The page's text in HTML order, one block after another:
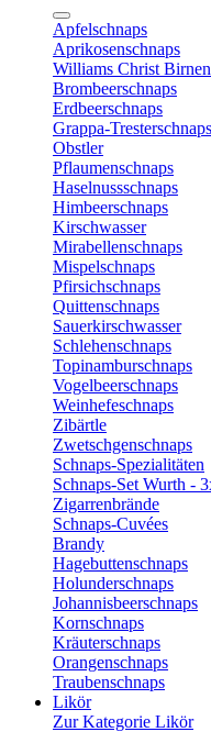
Apfelschnaps
Aprikosenschnaps
Williams Christ
Brombeerschnaps
Erdbeerschnaps
Grappa-Tresterschnaps
Obstler
Pflaumenschnaps
Haselnussschnaps
Himbeerschnaps
Kirschwasser
Mirabellenschnaps
Mispelschnaps
Pfirsichschnaps
Quittenschnaps
Sauerkirschwasser
Schlehenschnaps
Topinamburschnaps
Vogelbeerschnaps
Weinhefeschnaps
Zibärtle
Zwetschgenschnaps
Schnaps-Spezialitäten
Schnaps-Set Wurth -
Zigarrenbrände
Schnaps-Cuvées
Brandy
Hagebuttenschnaps
Holunderschnaps
Johannisbeerschnaps
Kornschnaps
Kräuterschnaps
Orangenschnaps
Traubenschnaps
Likör
Zur Kategorie Likör